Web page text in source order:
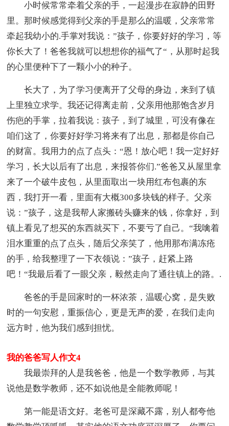
小时候常常牵着父亲的手，一起漫步在寂静的田野
里。那时候感觉得到父亲的手是那么的温暖，父亲常常
牵起我幼小的.手掌对我说：”孩子，你要好好的学习，等
你长大了！爸爸我就可以想想你的福气了“，从那时起我
的心里便种下了一颗小小的种子。
长大了，为了学习便离开了父母的身边，来到了镇
上里独立求学。我还记得离走前，父亲用他那饱含岁月
伤疤的手掌，拉着我说：孩子，到了城里，可没有像在
咱们这了，你要好好学习将来有了出息，那都是你自己
的财富。我用力的点了点头：“恩！放心吧！我一定好好
学习，长大以后有了出息，来报答你们.”爸爸又从屋里拿
来了一个破牛皮包，从里面取出一块用红布包裹的东
西，我打开一看，里面有大概300多块钱的样子。父亲
说：”孩子，这是我帮人家搬砖头赚来的钱，你拿好，到
镇上看见了想买的东西就买下，不要亏了自己。“我噙着
泪水重重的点了点头，随后父亲笑了，他用那布满冻疮
的手，给我整理了一下衣领说：”孩子，赶紧上路
吧！“我最后看了一眼父亲，毅然走向了通往镇上的路。.
爸爸的手是回家时的一杯浓茶，温暖心窝，是失败
时的一句安慰，重振信心，更是无声的爱，在我们走向
远方时，他为我们感到担忧。
我的爸爸写人作文4
我最崇拜的人是我爸爸，他是一个数学教师，与其
说他是数学教师，还不如说他是全能教师呢！
第一能是语文好。老爸可是深藏不露，别人都夸他